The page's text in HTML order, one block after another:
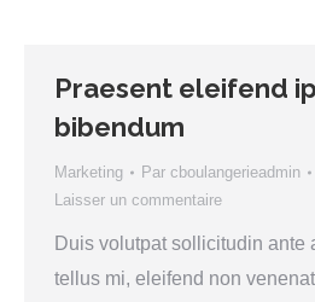
Praesent eleifend
bibendum
Marketing Par cboulangerieadmin
Laisser un commentaire
Duis volutpat sollicitudin ante
tellus mi, eleifend non